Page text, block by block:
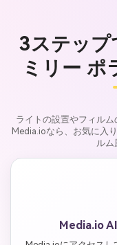
3ステップ
ミリー ポ
ライトの設置やフィル
Media.ioなら、お気に入
ルム
Media.io